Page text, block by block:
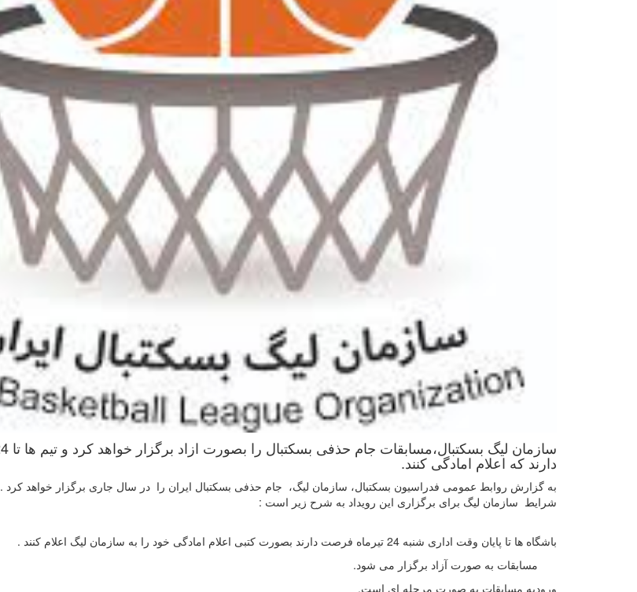
دارند که اعلام امادگی کنند.
به گزارش روابط عمومی فدراسیون بسکتبال، سازمان لیگ، جام حذفی بسکتبال ایران را در سال جاری برگزار خواهد کرد .
شرایط سازمان لیگ برای برگزاری این رویداد به شرح زیر است :
باشگاه ها تا پایان وقت اداری شنبه 24 تیرماه فرصت دارند بصورت کتبی اعلام امادگی خود را به سازمان لیگ اعلام کنند .
مسابقات به صورت آزاد برگزار می شود.
ورودیه مسابقات به صورت مرحله ای است.